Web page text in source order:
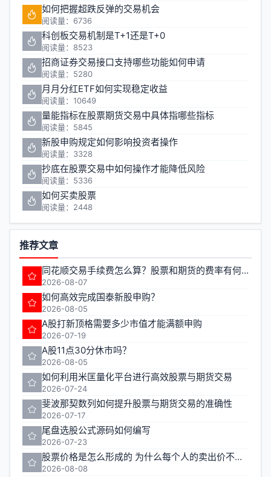
如何把握超跌反弹的交易机会
阅读量：6736
科创板交易机制是T+1还是T+0
阅读量：8523
招商证券交易接口支持哪些功能如何申请
阅读量：5280
月月分红ETF如何实现稳定收益
阅读量：10649
量能指标在股票期货交易中具体指哪些指标
阅读量：5845
新股申购规定如何影响投资者操作
阅读量：3328
抄底在股票交易中如何操作才能降低风险
阅读量：5336
如何买卖股票
阅读量：2448
推荐文章
同花顺交易手续费怎么算？股票和期货的费率有何不同？
2026-08-07
如何高效完成国泰新股申购？
2026-08-05
A股打新顶格需要多少市值才能满额申购
2026-07-19
A股11点30分休市吗？
2026-08-05
如何利用米匡量化平台进行高效股票与期货交易
2026-07-24
斐波那契数列如何提升股票与期货交易的准确性
2026-07-17
尾盘选股公式源码如何编写
2026-07-23
股票价格是怎么形成的 为什么每个人的卖出价不一样
2026-08-08